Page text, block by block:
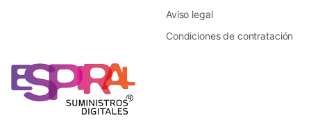
Aviso legal
Condiciones de contratación